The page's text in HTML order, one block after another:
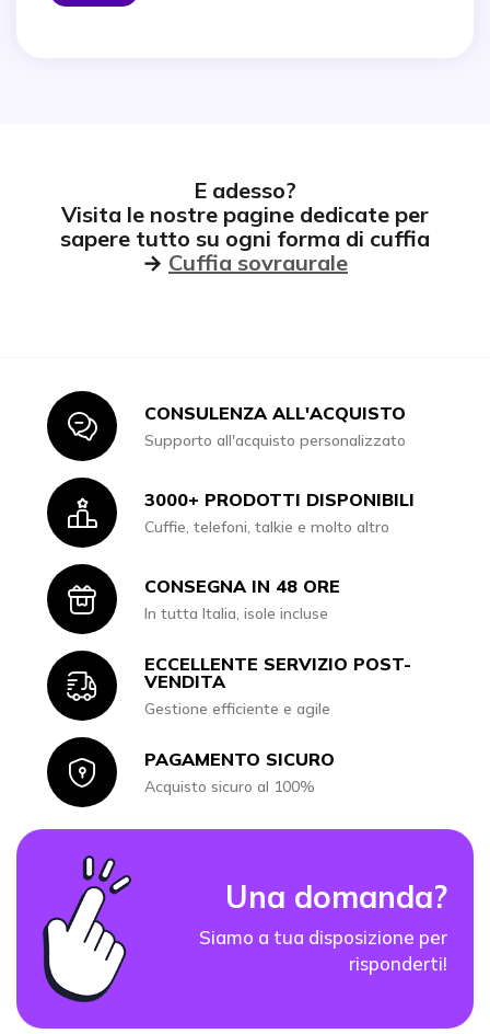
E adesso?
Visita le nostre pagine dedicate per
sapere tutto su ogni forma di cuffia
→ Cuffia sovraurale
IconCONSULENZA ALL'ACQUISTO
Supporto all'acquisto personalizzato
Icon3000+ PRODOTTI DISPONIBILI
Cuffie, telefoni, talkie e molto altro
IconCONSEGNA IN 48 ORE
In tutta Italia, isole incluse
Icon
ECCELLENTE SERVIZIO POST-
VENDITA
Gestione efficiente e agile
IconPAGAMENTO SICURO
Acquisto sicuro al 100%
Una domanda?
Siamo a tua disposizione per
risponderti!